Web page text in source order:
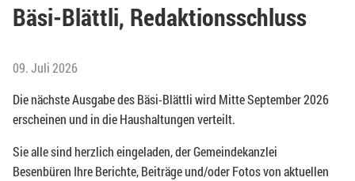
Bäsi-Blättli, Redaktionsschluss
09. Juli 2026
Die nächste Ausgabe des Bäsi-Blättli wird Mitte September 2026
erscheinen und in die Haushaltungen verteilt.
Sie alle sind herzlich eingeladen, der Gemeindekanzlei
Besenbüren Ihre Berichte, Beiträge und/oder Fotos von aktuellen